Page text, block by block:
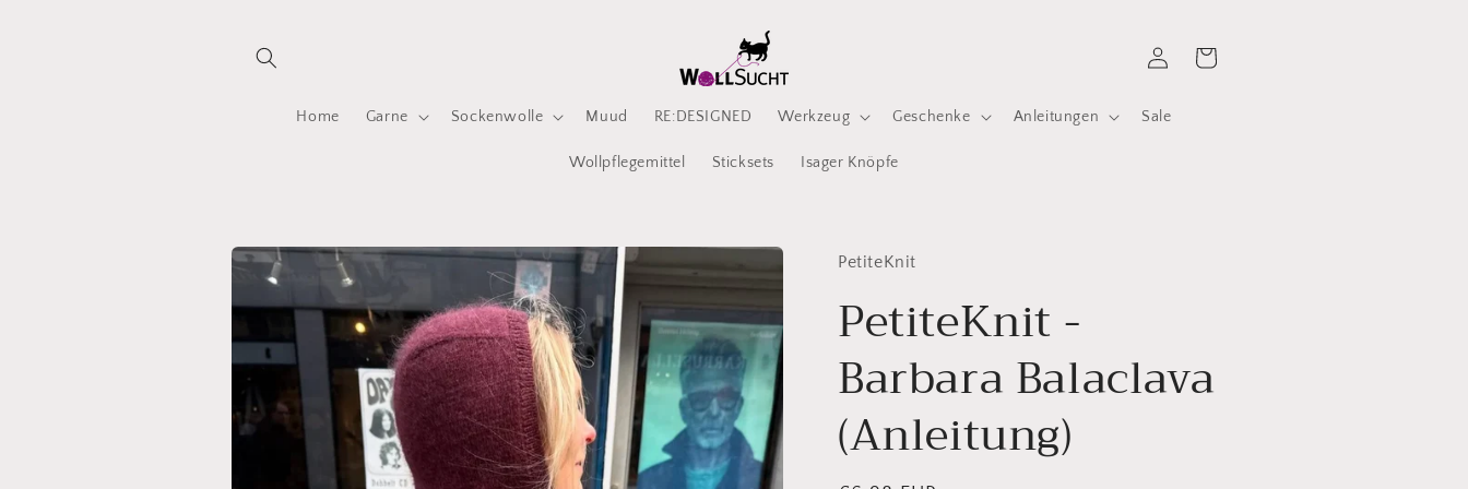
Home Garne Sockenwolle Muud RE:DESIGNED Werkzeug Geschenke Anleitungen Sale
Wollpflegemittel Sticksets Isager Knöpfe
EinloggenWarenkorb
Zu
Produktinformationen
springen
PetiteKnit
PetiteKnit -
Barbara Balaclava
(Anleitung)